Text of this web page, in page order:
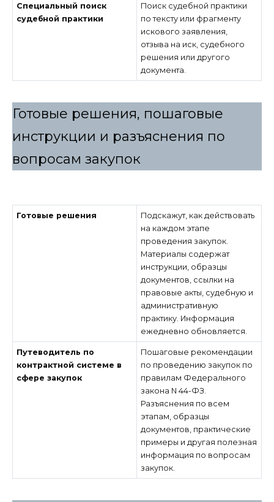
Специальный поиск
судебной практики
Поиск судебной практики
по тексту или фрагменту
искового заявления,
отзыва на иск, судебного
решения или другого
документа.
Готовые решения, пошаговые
инструкции и разъяснения по
вопросам закупок
Готовые решения
Подскажут, как действовать
на каждом этапе
проведения закупок.
Материалы содержат
инструкции, образцы
документов, ссылки на
правовые акты, судебную и
административную
практику. Информация
ежедневно обновляется.
Путеводитель по
контрактной системе в
сфере закупок
Пошаговые рекомендации
по проведению закупок по
правилам Федерального
закона N 44-ФЗ.
Разъяснения по всем
этапам, образцы
документов, практические
примеры и другая полезная
информация по вопросам
закупок.